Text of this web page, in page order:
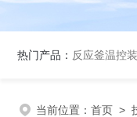
热门产品： 反应釜温控
当前位置： 首页 >